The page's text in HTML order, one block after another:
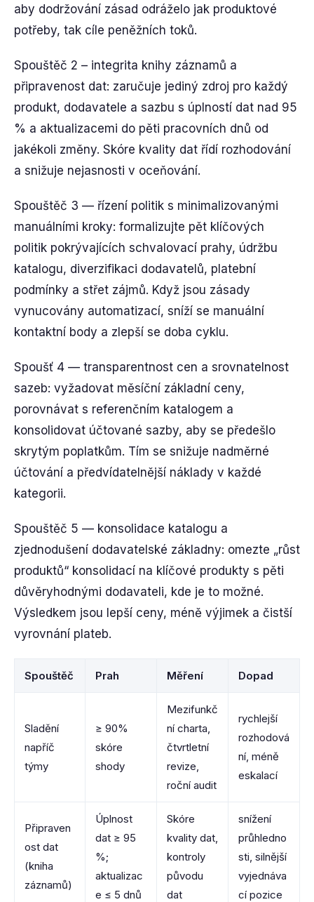
aby dodržování zásad odráželo jak produktové
potřeby, tak cíle peněžních toků.
Spouštěč 2 – integrita knihy záznamů a
připravenost dat: zaručuje jediný zdroj pro každý
produkt, dodavatele a sazbu s úplností dat nad 95
% a aktualizacemi do pěti pracovních dnů od
jakékoli změny. Skóre kvality dat řídí rozhodování
a snižuje nejasnosti v oceňování.
Spouštěč 3 — řízení politik s minimalizovanými
manuálními kroky: formalizujte pět klíčových
politik pokrývajících schvalovací prahy, údržbu
katalogu, diverzifikaci dodavatelů, platební
podmínky a střet zájmů. Když jsou zásady
vynucovány automatizací, sníží se manuální
kontaktní body a zlepší se doba cyklu.
Spoušť 4 — transparentnost cen a srovnatelnost
sazeb: vyžadovat měsíční základní ceny,
porovnávat s referenčním katalogem a
konsolidovat účtované sazby, aby se předešlo
skrytým poplatkům. Tím se snižuje nadměrné
účtování a předvídatelnější náklady v každé
kategorii.
Spouštěč 5 — konsolidace katalogu a
zjednodušení dodavatelské základny: omezte „růst
produktů“ konsolidací na klíčové produkty s pěti
důvěryhodnými dodavateli, kde je to možné.
Výsledkem jsou lepší ceny, méně výjimek a čistší
vyrovnání plateb.
Spouštěč Prah Měření Dopad
Sladění
napříč
týmy
≥ 90%
skóre
shody
Mezifunkč
ní charta,
čtvrtletní
revize,
roční audit
rychlejší
rozhodová
ní, méně
eskalací
Připraven
ost dat
(kniha
záznamů)
Úplnost
dat ≥ 95
%;
aktualizac
e ≤ 5 dnů
Skóre
kvality dat,
kontroly
původu
dat
snížení
průhledno
sti, silnější
vyjednáva
cí pozice